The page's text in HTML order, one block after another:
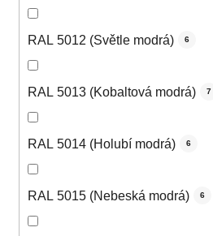
RAL 5012 (Světle modrá) 6
RAL 5013 (Kobaltová modrá) 7
RAL 5014 (Holubí modrá) 6
RAL 5015 (Nebeská modrá) 6